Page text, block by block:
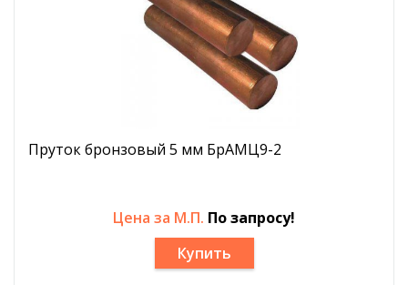
Пруток бронзовый 5 мм БрАМЦ9-2
Цена за М.П. По запросу!
Купить